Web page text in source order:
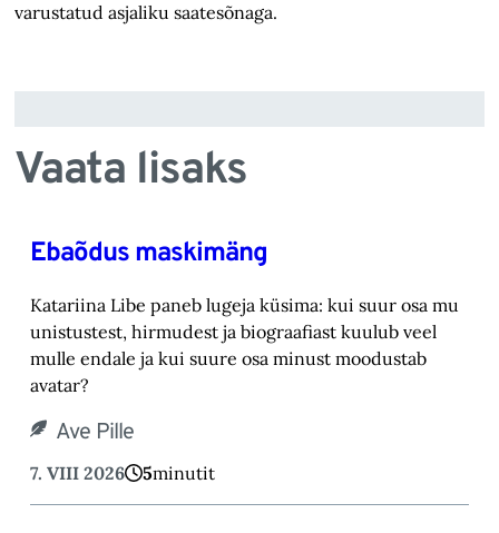
varustatud asjaliku saatesõnaga.
Vaata lisaks
Ebaõdus maskimäng
Katariina Libe paneb lugeja küsima: kui suur osa mu
unistustest, hirmudest ja biograafiast ‎kuulub veel
mulle endale ja kui suure osa minust moodustab
avatar? ‎
Ave Pille
7. VIII 2026 5minutit